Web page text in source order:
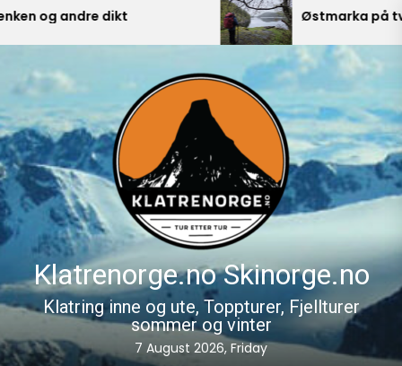
Skip
content
og andre dikt Østmarka på
Klatrenorge.no Skinorge.no
Klatring inne og ute, Toppturer, Fjellturer
sommer og vinter
7 August 2026, Friday